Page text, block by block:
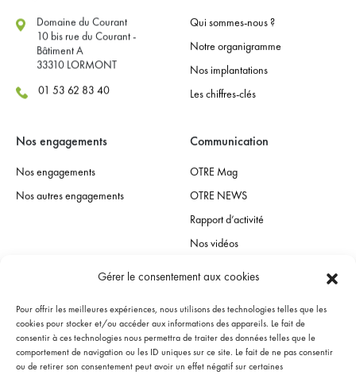
Gérer le consentement aux cookies
Pour offrir les meilleures expériences, nous utilisons des technologies telles que les
cookies pour stocker et/ou accéder aux informations des appareils. Le fait de
consentir à ces technologies nous permettra de traiter des données telles que le
comportement de navigation ou les ID uniques sur ce site. Le fait de ne pas consentir
ou de retirer son consentement peut avoir un effet négatif sur certaines
Domaine du Courant
10 bis rue du Courant -
Bâtiment A
33310 LORMONT
01 53 62 83 40
Qui sommes-nous ?
Notre organigramme
Nos implantations
Les chiffres-clés
Nos engagements
Nos engagements
Nos autres engagements
Communication
OTRE Mag
OTRE NEWS
Rapport d’activité
Nos vidéos
Contact presse
Communiqués de presse
L’OTRE dans les medias